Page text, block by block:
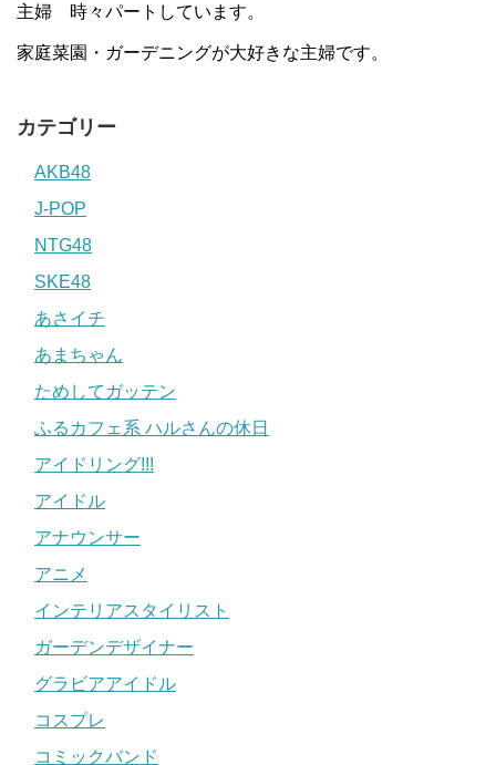
主婦 時々パートしています。
家庭菜園・ガーデニングが大好きな主婦です。
カテゴリー
AKB48
J-POP
NTG48
SKE48
あさイチ
あまちゃん
ためしてガッテン
ふるカフェ系 ハルさんの休日
アイドリング!!!
アイドル
アナウンサー
アニメ
インテリアスタイリスト
ガーデンデザイナー
グラビアアイドル
コスプレ
コミックバンド